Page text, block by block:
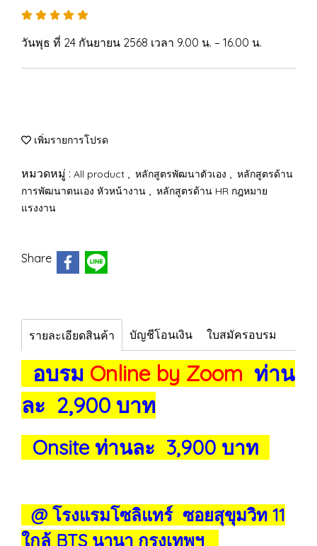
วันพุธ ที่ 24 กันยายน 2568 เวลา 9.00 น. – 16.00 น.
เพิ่มรายการโปรด
หมวดหมู่ : All product , หลักสูตรพัฒนาตัวเอง , หลักสูตรด้าน
การพัฒนาตนเอง หัวหน้างาน , หลักสูตรด้าน HR กฎหมาย
แรงงาน
Share
รายละเอียดสินค้า บัญชีโอนเงิน ใบสมัครอบรม
อบรม Online by Zoom ท่าน
ละ 2,900 บาท
Onsite ท่านละ 3,900 บาท
@ โรงแรมโซลิแทร์ ซอยสุขุมวิท 11
ใกล้ BTS นานา กรุงเทพฯ